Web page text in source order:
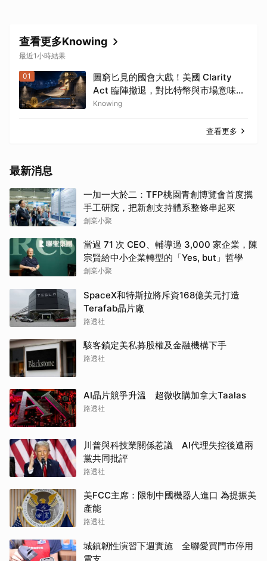
查看更多Knowing
最近1小時結果
01
圖窮匕見的國會大戲！美國 Clarity
Act 臨陣撤退，對比特幣與市場意味著
什麼？
Knowing
查看更多
最新消息
一加一大於二：TFP桃園青創博覽會首度攜
手工研院，把新創支持體系整條串起來
創業小聚
當過 71 次 CEO、輔導過 3,000 家企業，陳
宗賢給中小企業轉型的「Yes, but」哲學
創業小聚
SpaceX和特斯拉將斥資168億美元打造
Terafab晶片廠
路透社
駭客鎖定美私募股權及金融機構下手
路透社
AI晶片競爭升溫 超微收購加拿大Taalas
路透社
川普與科技業關係惹議 AI代理失控後遭兩
黨共同批評
路透社
美FCC主席：限制中國機器人進口 為提振美
產能
路透社
城鎮韌性演習下週實施 全聯愛買門市停用